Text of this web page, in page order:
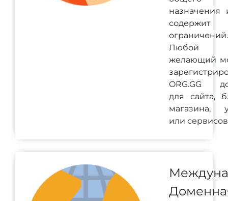
назначения
содержит
ограничений.
Любой
желающий
ORG.GG
для сайта,
магазина,
или